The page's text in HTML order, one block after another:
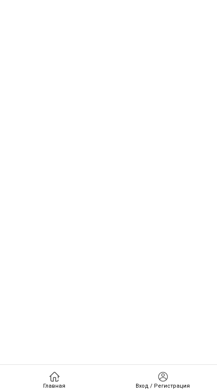
Главная Вход / Регистрация